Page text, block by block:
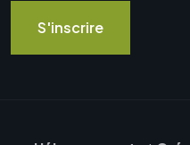
S'inscrire